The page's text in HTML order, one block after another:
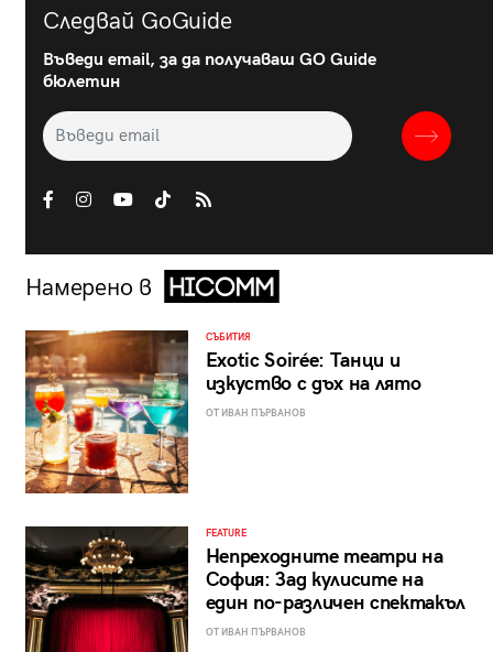
Следвай GoGuide
Въведи email, за да получаваш GO Guide
бюлетин
Намерено в
СЪБИТИЯ
Exotic Soirée: Танци и
изкуство с дъх на лято
ОТ ИВАН ПЪРВАНОВ
FEATURE
Непреходните театри на
София: Зад кулисите на
един по-различен спектакъл
ОТ ИВАН ПЪРВАНОВ